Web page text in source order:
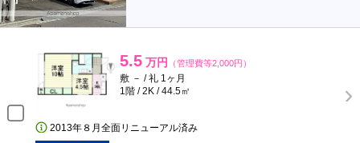
5.5 万円 （管理費等2,000円）
敷 － / 礼 1ヶ月
1階 / 2K / 44.5㎡
2013年８月全面リニューアル済み